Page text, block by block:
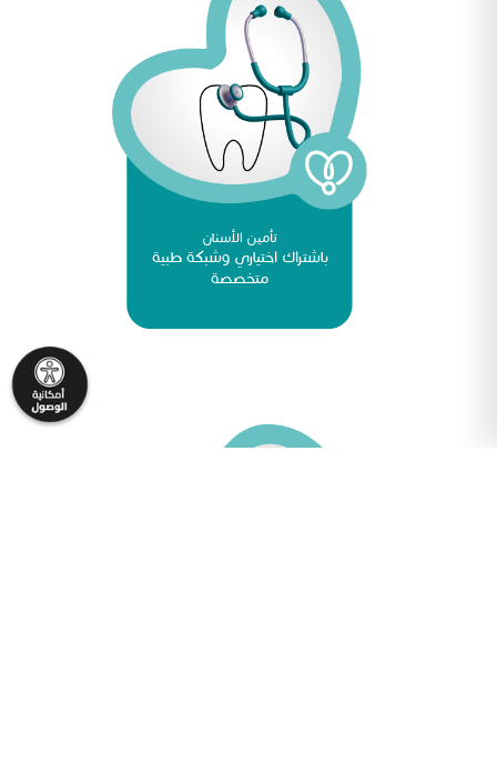
تأمين الأسنان
باشتراك اختياري وشبكة طبية
متخصصة